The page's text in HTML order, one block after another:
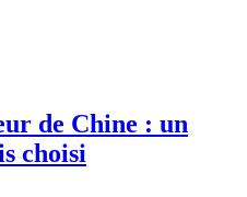
de Chine : un
choisi